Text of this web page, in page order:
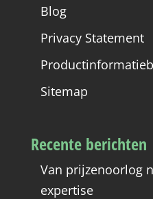
Blog
Privacy Statement
Sitemap
Recente berichten
Van prijzenoorlog
expertise